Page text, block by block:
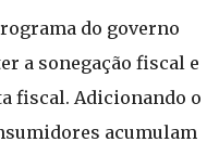
do governo
a sonegação fiscal e
fiscal. Adicionando o
acumulam